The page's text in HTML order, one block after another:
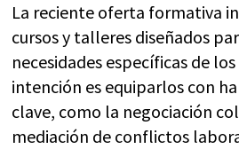
La reciente oferta formativa
cursos y talleres diseñados
necesidades específicas de
intención es equiparlos con
clave, como la negociación
mediación de conflictos